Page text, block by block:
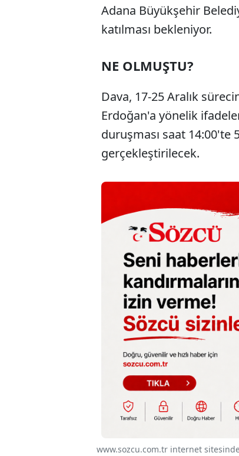
Adana Büyükşehir
katılması bekleniyor.
NE OLMUŞTU?
Dava, 17-25 Aralık
Erdoğan'a yönelik
duruşması saat 14:00'te
gerçekleştirilecek.
www.sozcu.com.tr internet